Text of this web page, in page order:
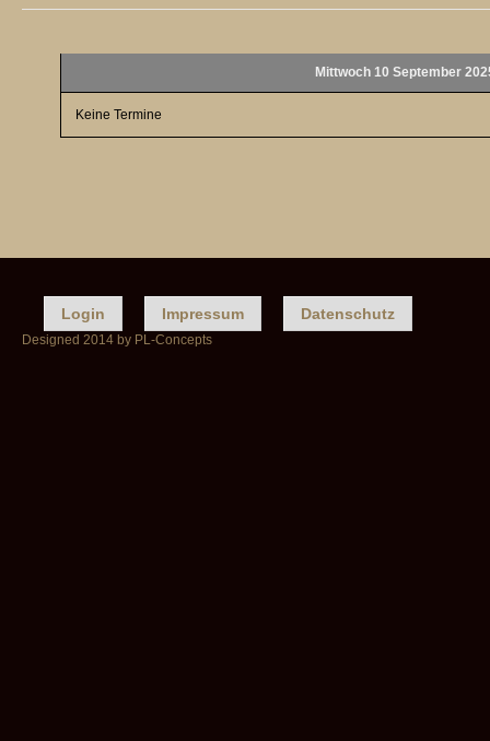
Mittwoch 10 September
Keine Termine
Login Impressum Datenschutz
Designed 2014 by PL-Concepts